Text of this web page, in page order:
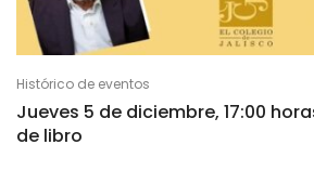
Histórico de eventos
Jueves 5 de diciembre, 17:00
de libro